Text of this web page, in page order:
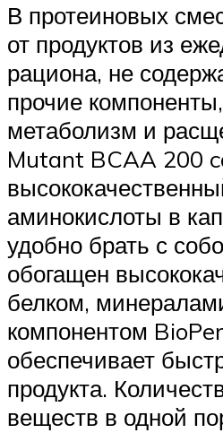
В протеиновых
от продуктов из
рациона, не
прочие
метаболизм и
Mutant BCAA 200
аминокислоты в
удобно брать с
обогащен
белком,
компонентом
обеспечивает
продукта.
веществ в одной